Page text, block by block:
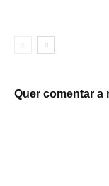
Quer comentar a